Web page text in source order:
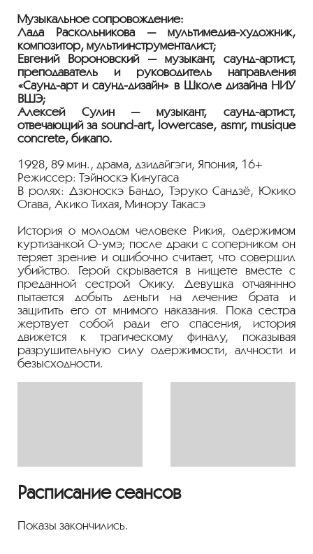
Музыкальное сопровождение:
Лада Раскольникова — мультимедиа-художник,
композитор, мультиинструменталист;
Евгений Вороновский — музыкант, саунд-артист,
преподаватель и руководитель направления
«Саунд-арт и саунд-дизайн» в Школе дизайна НИУ
ВШЭ;
Алексей Сулин — музыкант, саунд-артист,
отвечающий за sound-art, lowercase, asmr, musique
concrete, бикапо.
1928, 89 мин., драма, дзидайгэги, Япония, 16+
Режиссер: Тэйноскэ Кинугаса
В ролях: Дзюноскэ Бандо, Тэруко Сандзё, Юкико
Огава, Акико Тихая, Минору Такасэ
История о молодом человеке Рикия, одержимом
куртизанкой О-умэ; после драки с соперником он
теряет зрение и ошибочно считает, что совершил
убийство. Герой скрывается в нищете вместе с
преданной сестрой Окику. Девушка отчаяннно
пытается добыть деньги на лечение брата и
защитить его от мнимого наказания. Пока сестра
жертвует собой ради его спасения, история
движется к трагическому финалу, показывая
разрушительную силу одержимости, алчности и
безысходности.
Расписание сеансов
Показы закончились.